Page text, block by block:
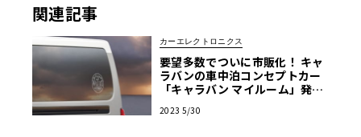
関連記事
カーエレクトロニクス
要望多数でついに市販化！ キャ
ラバンの車中泊コンセプトカー
「キャラバン マイルーム」発売
2023 5/30